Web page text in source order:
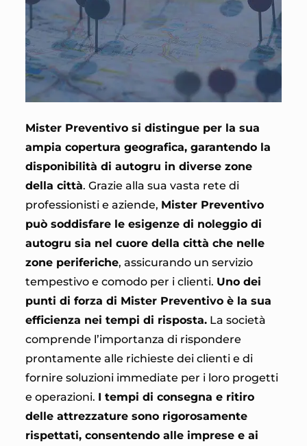
Mister Preventivo si distingue per la sua
ampia copertura geografica, garantendo la
disponibilità di autogru in diverse zone
della città. Grazie alla sua vasta rete di
professionisti e aziende, Mister Preventivo
può soddisfare le esigenze di noleggio di
autogru sia nel cuore della città che nelle
zone periferiche, assicurando un servizio
tempestivo e comodo per i clienti. Uno dei
punti di forza di Mister Preventivo è la sua
efficienza nei tempi di risposta.La società
comprende l’importanza di rispondere
prontamente alle richieste dei clienti e di
fornire soluzioni immediate per i loro progetti
e operazioni. I tempi di consegna e ritiro
delle attrezzature sono rigorosamente
rispettati, consentendo alle imprese e ai